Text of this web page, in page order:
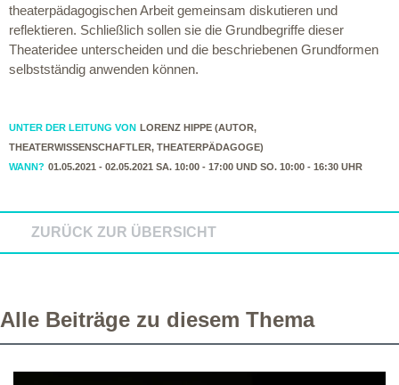
theaterpädagogischen Arbeit gemeinsam diskutieren und
reflektieren. Schließlich sollen sie die Grundbegriffe dieser
Theateridee unterscheiden und die beschriebenen Grundformen
selbstständig anwenden können.
UNTER DER LEITUNG VON LORENZ HIPPE (AUTOR,
THEATERWISSENSCHAFTLER, THEATERPÄDAGOGE)
WANN? 01.05.2021 - 02.05.2021 SA. 10:00 - 17:00 UND SO. 10:00 - 16:30 UHR
ZURÜCK ZUR ÜBERSICHT
Alle Beiträge zu diesem Thema